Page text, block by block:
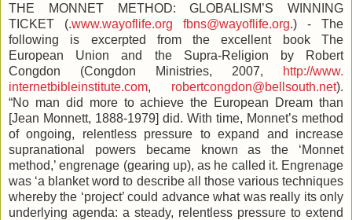
THE MONNET METHOD: GLOBALISM’S WINNING
TICKET (.www.wayoflife.org fbns@wayoflife.org.) - The
following is excerpted from the excellent book The
European Union and the Supra-Religion by Robert
Congdon (Congdon Ministries, 2007,
http://www.
internetbibleinstitute.com, robertcongdon@bellsouth.net).
“No man did more to achieve the European Dream than
[Jean Monnett, 1888-1979] did. With time, Monnet’s method
of ongoing, relentless pressure to expand and increase
supranational powers became known as the ‘Monnet
method,’ engrenage (gearing up), as he called it. Engrenage
was ‘a blanket word to describe all those various techniques
whereby the ‘project’ could advance what was really its only
underlying agenda: a steady, relentless pressure to extend